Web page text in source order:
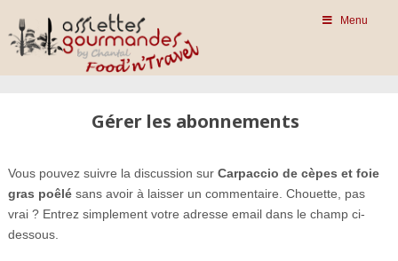
Menu
Gérer les abonnements
Vous pouvez suivre la discussion sur Carpaccio de cèpes et foie
gras poêlésans avoir à laisser un commentaire. Chouette, pas
vrai ? Entrez simplement votre adresse email dans le champ ci-
dessous.